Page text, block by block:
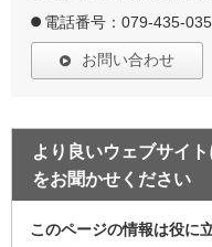
電話番号：079-435-
お問い合わせ
より良いウェブサイ
をお聞かせください
このページの情報は役に